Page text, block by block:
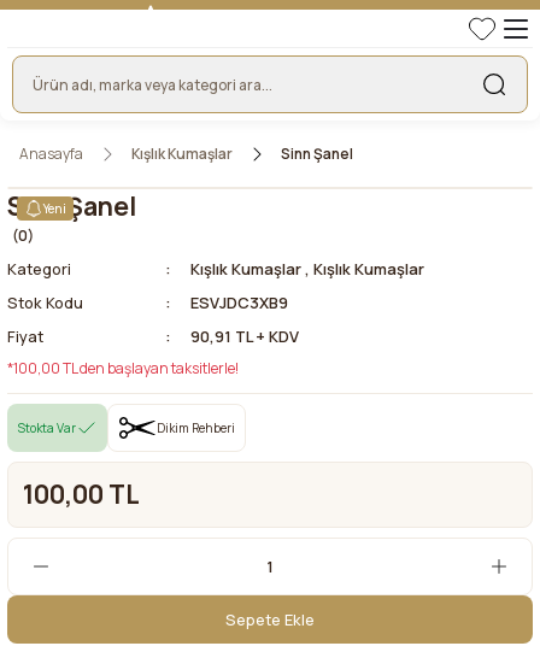
Anasayfa Kışlık Kumaşlar Sinn Şanel
Yeni
Sinn Şanel
(0)
Kategori Kışlık Kumaşlar, Kışlık Kumaşlar
Stok Kodu
ESVJDC3XB9
Fiyat
90,91 TL + KDV
*100,00 TL den başlayan taksitlerle!
Stokta Var Dikim Rehberi
100,00 TL
Sepete Ekle